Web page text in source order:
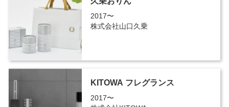
2017〜
株式会社山口久乗
KITOWA フレグランス
2017〜